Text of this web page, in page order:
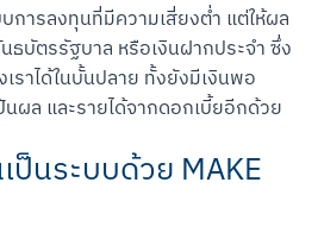
การลงทุนที่มีความเสี่ยงต่ำ แต่ให้ผล
บัตรรัฐบาล หรือเงินฝากประจำ ซึ่ง
ราได้ในบั้นปลาย ทั้งยังมีเงินพอ
นผล และรายได้จากดอกเบี้ยอีกด้วย
ป็นระบบด้วย MAKE